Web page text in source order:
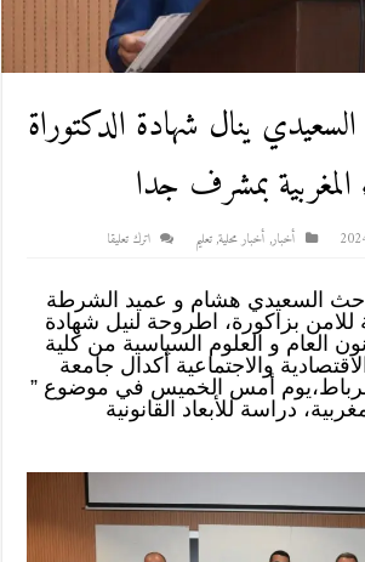
السعيدي ينال شهادة الدكتوراة
بمشرف جدا
أخبار, أخبار محلية, تعليم اترك تعليقا
السعيدي هشام و عميد الشرطة
للامن بزاكورة، اطروحة لنيل شهادة
العام و العلوم السياسية من كلية
والاجتماعية أكدال جامعة
أمس الخميس في موضوع ”
دراسة للأبعاد القانونية